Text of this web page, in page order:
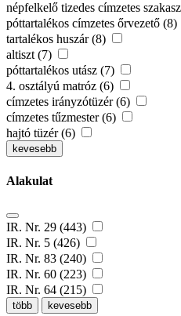
népfelkelő tizedes címzetes
póttartalékos címzetes őrvezető (8)
tartalékos huszár (8)
altiszt (7)
póttartalékos utász (7)
4. osztályú matróz (6)
címzetes irányzótüzér (6)
címzetes tűzmester (6)
hajtó tüzér (6)
kevesebb
Alakulat
IR. Nr. 29 (443)
IR. Nr. 5 (426)
IR. Nr. 83 (240)
IR. Nr. 60 (223)
IR. Nr. 64 (215)
több kevesebb